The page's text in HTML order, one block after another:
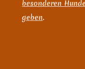
besonderen
geben.